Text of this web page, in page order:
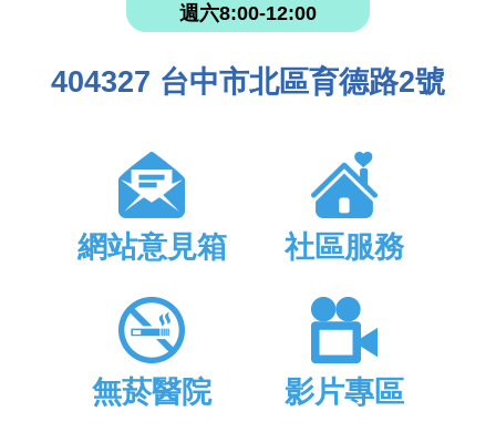
週六8:00-12:00
404327 台中市北區育德路2號
網站意見箱 社區服務
無菸醫院 影片專區